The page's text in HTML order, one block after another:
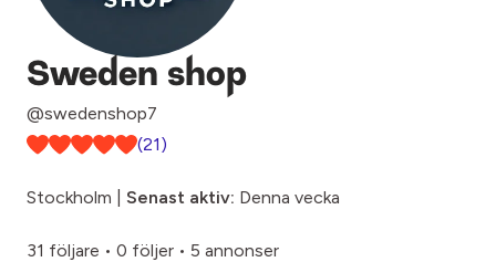
Sweden shop
@swedenshop7
(21)
Stockholm | Senast aktiv: Denna vecka
31 följare • 0 följer • 5 annonser